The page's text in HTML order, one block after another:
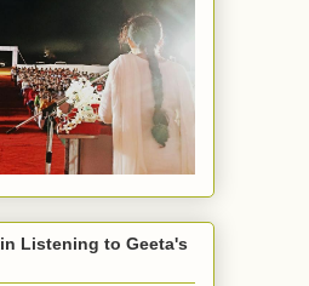
Listening to Geeta's